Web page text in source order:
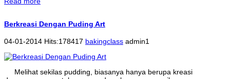
Berkreasi Dengan Puding Art
04-01-2014 Hits:178417 bakingclass admin1
Melihat sekilas pudding, biasanya hanya berupa kreasi